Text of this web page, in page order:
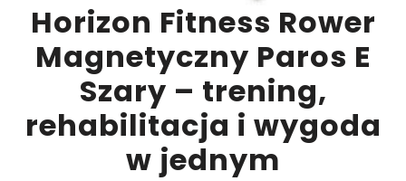
Horizon Fitness Rower
Magnetyczny Paros E
Szary – trening,
rehabilitacja i wygoda
w jednym